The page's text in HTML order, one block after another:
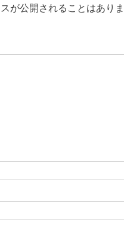
が公開されることはありま